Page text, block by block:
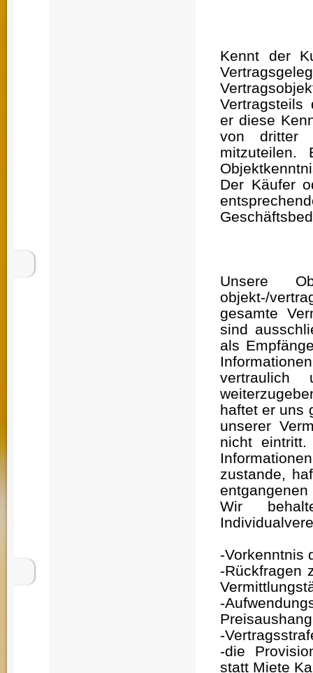
Kennt der
Vertragsteils
er diese
von dritter
mitzuteilen.
Der Käufer
Unsere
objekt-/
gesamte
sind
als
haftet er uns
unserer
nicht
zustande,
Wir
-Vorkenntnis
-Rückfragen
-
Preisaushang
-
-die
statt Miete